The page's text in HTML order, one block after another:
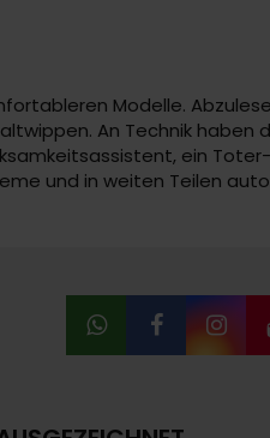
Modelle.
An Technik
ein
und in weiten Teilen